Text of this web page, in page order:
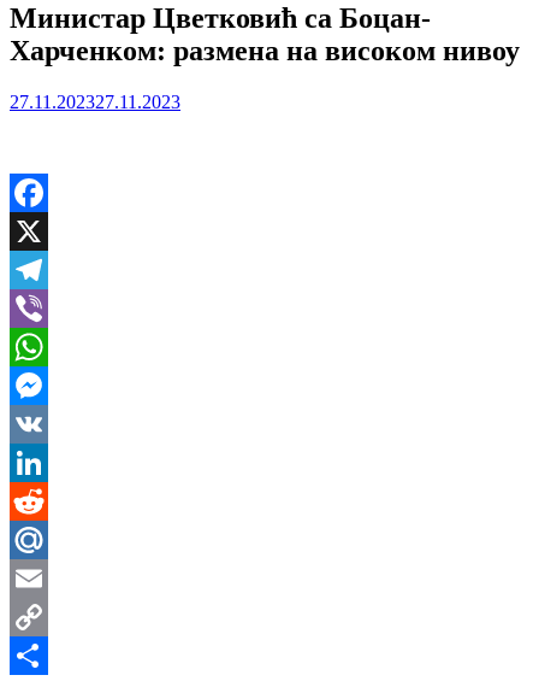
Министар Цветковић са Боцан-
Харченком: размена на високом нивоу
27.11.202327.11.2023
Facebook
X
Telegram
Viber
WhatsApp
Messenger
VK
LinkedIn
Reddit
Mail.Ru
Email
Copy